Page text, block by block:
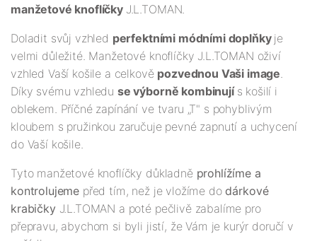
manžetové knoflíčky J.L.TOMAN.
Doladit svůj vzhled perfektními módními doplňky je
velmi důležité. Manžetové knoflíčky J.L.TOMAN oživí
vzhled Vaší košile a celkově pozvednou Vaši image.
Díky svému vzhledu se výborně kombinují s košilí i
oblekem. Příčné zapínání ve tvaru „T" s pohyblivým
kloubem s pružinkou zaručuje pevné zapnutí a uchycení
do Vaší košile.
Tyto manžetové knoflíčky důkladně prohlížíme a
kontrolujeme před tím, než je vložíme do dárkové
krabičkyJ.L.TOMAN a poté pečlivě zabalíme pro
přepravu, abychom si byli jistí, že Vám je kurýr doručí v